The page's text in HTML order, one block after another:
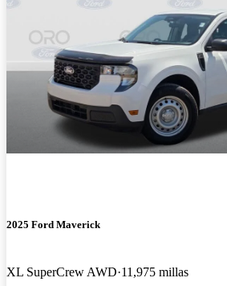
2025 Ford Maverick
XL SuperCrew AWD 11,975 millas